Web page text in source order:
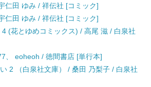
仁田 ゆみ / 祥伝社 [コミック]
仁田 ゆみ / 祥伝社 [コミック]
(花とゆめコミックス) / 高尾 滋 / 白泉社
、 eoheoh / 徳間書店 [単行本]
2 （白泉社文庫） / 桑田 乃梨子 / 白泉社